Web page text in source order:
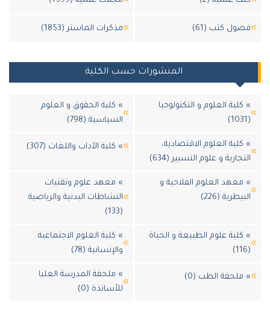
كتب (61) مذكرات الماستر (1853)
المنشورات حسب الكلية
كلية العلوم و التكنولوجيا
» كلية الحقوق و العلوم
السياسية (798)
كلية العلوم الاقتصادية،
و علوم التسيير (634)
» كلية الآداب واللغات (307)
معهد العلوم الفلاحية و
(226)
» معهد علوم وتقنيات
النشاطات البدنية والرياضية
كلية علوم الطبيعة و الحياة
» كلية العلوم الاجتماعية
والإنسانية (78)
ملحقة الطب (0)
» ملحقة المدرسة العليا
للأساتذة (0)